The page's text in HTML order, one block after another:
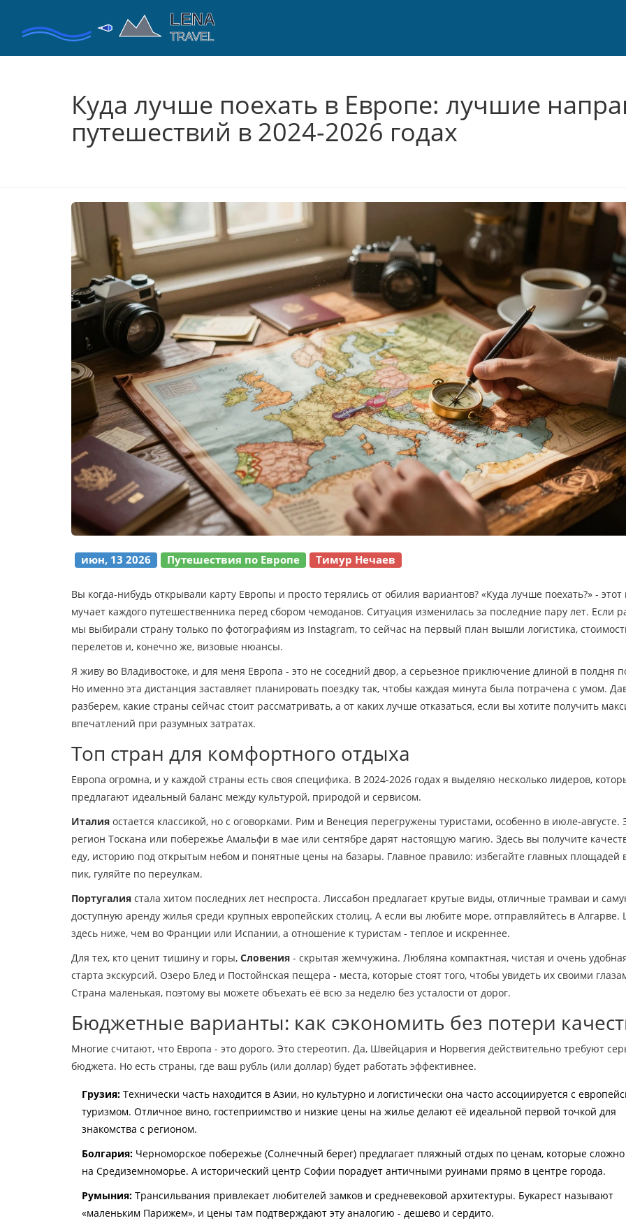
Куда лучше поехать в Европе: лучшие
путешествий в 2024-2026 годах
июн, 13 2026 Путешествия по Европе Тимур Нечаев
Вы когда-нибудь открывали карту Европы и просто терялись от обилия вариантов? «Куда лучше поехать?» - этот
мучает каждого путешественника перед сбором чемоданов. Ситуация изменилась за последние пару лет. Если
мы выбирали страну только по фотографиям из Instagram, то сейчас на первый план вышли логистика,
перелетов и, конечно же, визовые нюансы.
Я живу во Владивостоке, и для меня Европа - это не соседний двор, а серьезное приключение длиной в полдня
Но именно эта дистанция заставляет планировать поездку так, чтобы каждая минута была потрачена с умом.
разберем, какие страны сейчас стоит рассматривать, а от каких лучше отказаться, если вы хотите получить
впечатлений при разумных затратах.
Топ стран для комфортного отдыха
Европа огромна, и у каждой страны есть своя специфика. В 2024-2026 годах я выделяю несколько лидеров,
предлагают идеальный баланс между культурой, природой и сервисом.
Италия остается классикой, но с оговорками. Рим и Венеция перегружены туристами, особенно в июле-августе.
регион Тоскана или побережье Амальфи в мае или сентябре дарят настоящую магию. Здесь вы получите
еду, историю под открытым небом и понятные цены на базары. Главное правило: избегайте главных площадей
пик, гуляйте по переулкам.
Португалия стала хитом последних лет неспроста. Лиссабон предлагает крутые виды, отличные трамваи и
доступную аренду жилья среди крупных европейских столиц. А если вы любите море, отправляйтесь в Алгарве.
здесь ниже, чем во Франции или Испании, а отношение к туристам - теплое и искреннее.
Для тех, кто ценит тишину и горы, Словения - скрытая жемчужина. Любляна компактная, чистая и очень
старта экскурсий. Озеро Блед и Постойнская пещера - места, которые стоят того, чтобы увидеть их своими
Страна маленькая, поэтому вы можете объехать её всю за неделю без усталости от дорог.
Бюджетные варианты: как сэкономить без потери
Многие считают, что Европа - это дорого. Это стереотип. Да, Швейцария и Норвегия действительно требуют
бюджета. Но есть страны, где ваш рубль (или доллар) будет работать эффективнее.
Грузия: Технически часть находится в Азии, но культурно и логистически она часто ассоциируется с
туризмом. Отличное вино, гостеприимство и низкие цены на жилье делают её идеальной первой точкой для
знакомства с регионом.
Болгария: Черноморское побережье (Солнечный берег) предлагает пляжный отдых по ценам, которые
на Средиземноморье. А исторический центр Софии порадует античными руинами прямо в центре города.
Румыния: Трансильвания привлекает любителей замков и средневековой архитектуры. Букарест называют
«маленьким Парижем», и цены там подтверждают эту аналогию - дешево и сердито.